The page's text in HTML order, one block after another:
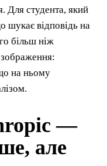
Для студента, який
відповідь на
більш ніж
на ньому
—
але